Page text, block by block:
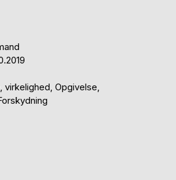
virkelighed, Opgivelse,